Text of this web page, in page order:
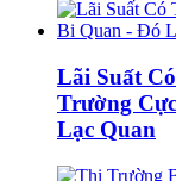
Lãi Suất
Trường
Lạc Quan